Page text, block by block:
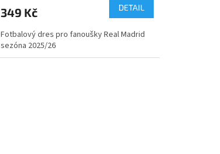
349 Kč DETAIL
Fotbalový dres pro fanoušky Real Madrid
sezóna 2025/26